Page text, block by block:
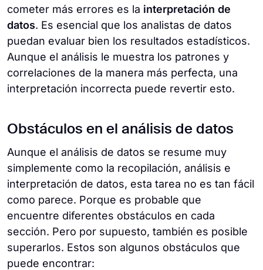
cometer más errores es la interpretación de
datos. Es esencial que los analistas de datos
puedan evaluar bien los resultados estadísticos.
Aunque el análisis le muestra los patrones y
correlaciones de la manera más perfecta, una
interpretación incorrecta puede revertir esto.
Obstáculos en el análisis de datos
Aunque el análisis de datos se resume muy
simplemente como la recopilación, análisis e
interpretación de datos, esta tarea no es tan fácil
como parece. Porque es probable que
encuentre diferentes obstáculos en cada
sección. Pero por supuesto, también es posible
superarlos. Estos son algunos obstáculos que
puede encontrar: